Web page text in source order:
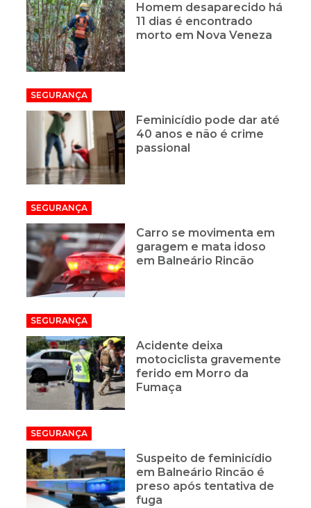
Homem desaparecido há
11 dias é encontrado
morto em Nova Veneza
SEGURANÇA
Feminicídio pode dar até
40 anos e não é crime
passional
SEGURANÇA
Carro se movimenta em
garagem e mata idoso
em Balneário Rincão
SEGURANÇA
Acidente deixa
motociclista gravemente
ferido em Morro da
Fumaça
SEGURANÇA
Suspeito de feminicídio
em Balneário Rincão é
preso após tentativa de
fuga